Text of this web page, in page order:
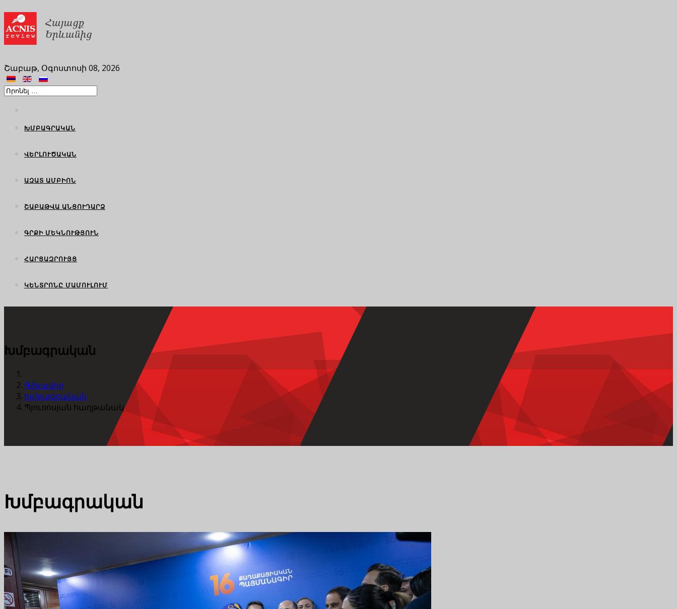
Շաբաթ, Օգոստոսի 08, 2026
ԽՄԲԱԳՐԱԿԱՆ
ՎԵՐԼՈՒԾԱԿԱՆ
ԱԶԱՏ ԱՄԲԻՈՆ
ՇԱԲԱԹՎԱ ԱՆՑՈՒԴԱՐՁ
ԳՐՔԻ ՄԵԿՆՈՒԹՅՈՒՆ
ՀԱՐՑԱԶՐՈՒՅՑ
ԿԵՆՏՐՈՆԸ ՄԱՄՈՒԼՈՒՄ
Խմբագրական
Գլխավոր
Խմբագրական
Պյուռոսյան հաղթանակ
Խմբագրական